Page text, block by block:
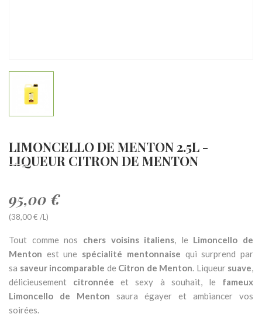
LIMONCELLO DE MENTON 2.5L -
LIQUEUR CITRON DE MENTON
95,00 €
(38,00 € /L)
Tout comme nos chers voisins italiens, le Limoncello de
Menton est une spécialité mentonnaise qui surprend par
sa saveur incomparable de Citron de Menton. Liqueursuave,
délicieusement citronnée et sexy à souhait, le fameux
Limoncello de Menton saura égayer et ambiancer vos
soirées.